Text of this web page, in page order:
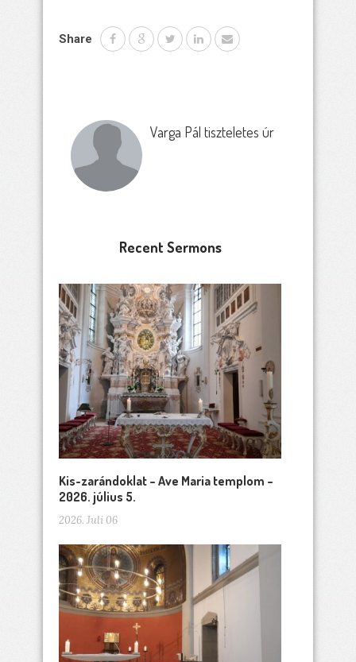
Share
Varga Pál tiszteletes úr
Recent Sermons
Kis-zarándoklat – Ave Maria templom –
2026. július 5.
2026. Juli 06